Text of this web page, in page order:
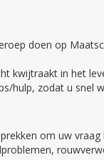
doen op
kwijtraakt in het
hulp, zodat u snel
om uw